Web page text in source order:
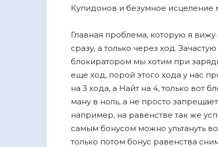
Купидонов и безумное исцеление
Главная проблема, которую я
сразу, а только через ход.
блокиратором мы хотим при
еще ход, порой этого хода у нас
на 3 хода, а Найт на 4, только вот
ману в ноль, а не просто
например, на равенстве так же
самым бонусом можно ультануть
только потом бонус равенства